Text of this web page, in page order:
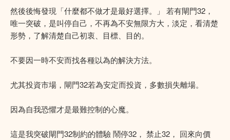
然後後悔發現「什麼都不做才是最好選擇。」 若有閘門32，
唯一突破，是叫停自己，不再為不安無限方大，淡定，看清楚
形勢，了解清楚自己初衷、目標、目的。
不要因一時不安而找各種以為的解決方法。
尤其投資市場，閘門32若為安定而投資，多數損失離場。
因為自我恐懼才是最難控制的心魔。
這是我突破閘門32制約的體驗 鬧停32， 禁止32， 回來向價